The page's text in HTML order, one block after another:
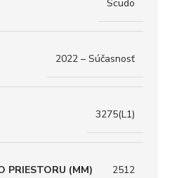
Scudo
2022 – Súčasnosť
3275(L1)
PRIESTORU (MM) 2512